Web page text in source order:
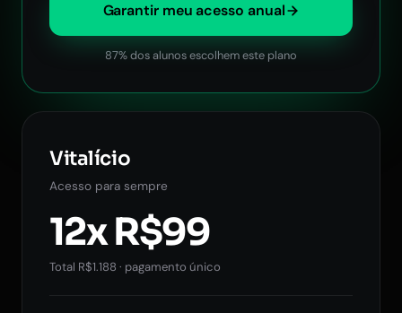
Garantir meu acesso anual
87% dos alunos escolhem este plano
Vitalício
Acesso para sempre
12x R$99
Total R$1.188 · pagamento único